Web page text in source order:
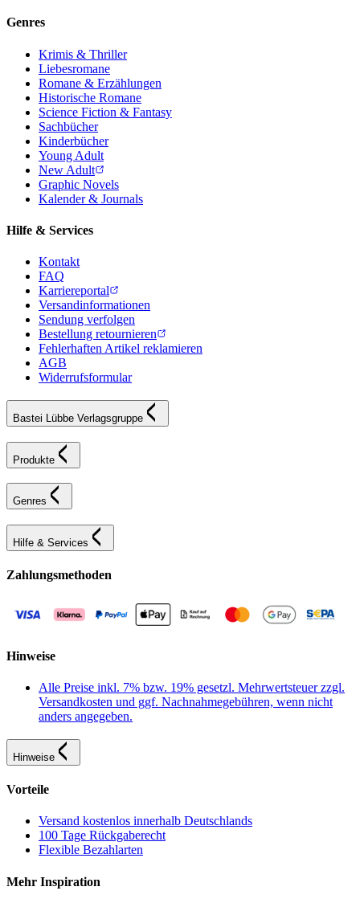
Genres
Krimis & Thriller
Liebesromane
Romane & Erzählungen
Historische Romane
Science Fiction & Fantasy
Sachbücher
Kinderbücher
Young Adult
New Adult
Graphic Novels
Kalender & Journals
Hilfe & Services
Kontakt
FAQ
Karriereportal
Versandinformationen
Sendung verfolgen
Bestellung retournieren
Fehlerhaften Artikel reklamieren
AGB
Widerrufsformular
Bastei Lübbe Verlagsgruppe
Produkte
Genres
Hilfe & Services
Zahlungsmethoden
Hinweise
Alle Preise inkl. 7% bzw. 19% gesetzl. Mehrwertsteuer zzgl.
Versandkosten und ggf. Nachnahmegebühren, wenn nicht
anders angegeben.
Hinweise
Vorteile
Versand kostenlos innerhalb Deutschlands
100 Tage Rückgaberecht
Flexible Bezahlarten
Mehr Inspiration